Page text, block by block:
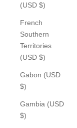
(USD $)
French
Southern
Territories
(USD $)
Gabon (USD
$)
Gambia (USD
$)